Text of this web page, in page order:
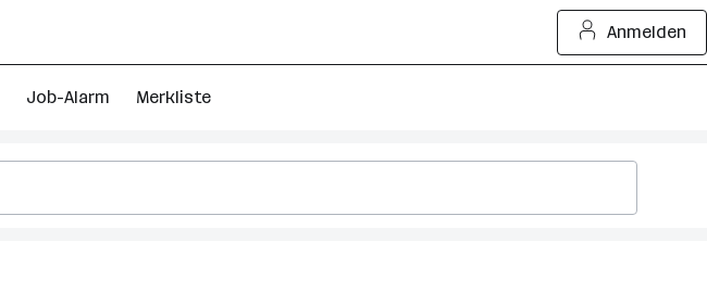
Anmelden
Job-Alarm Merkliste